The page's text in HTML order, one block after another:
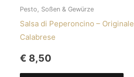
Pesto, Soßen & Gewürze
Salsa di Peperoncino – Originale
Calabrese
€ 8,50